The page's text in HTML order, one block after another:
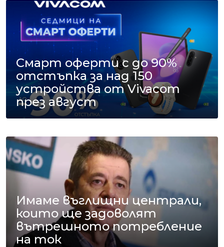
Смарт оферти с до 90%
отстъпка за над 150
устройства от Vivacom
през август
Имаме въглищни централи,
които ще задоволят
вътрешното потребление
на ток